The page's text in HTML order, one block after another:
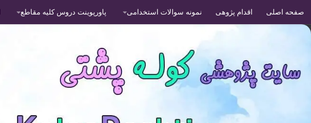
صفحه اصلی اقدام پژوهی نمونه سوالات استخدامی پاورپوینت دروس کلیه مقاطع